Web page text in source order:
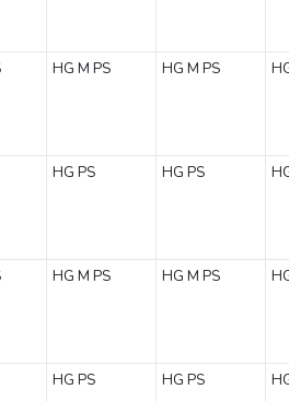
HG M PS HG M PS
HG PS HG PS
HG M PS HG M PS
HG PS HG PS